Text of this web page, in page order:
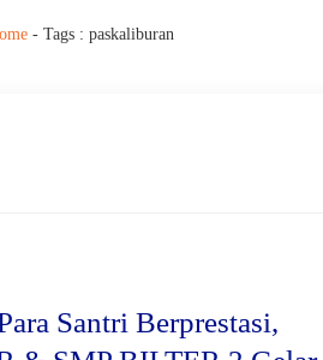
- Tags : paskaliburan
Santri Berprestasi,